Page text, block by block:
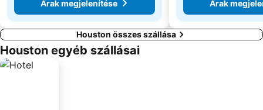
Árak megjelenítése
Árak
Houston összes szállása
Houston egyéb szállásai